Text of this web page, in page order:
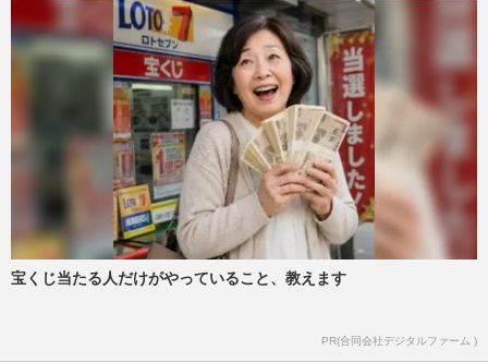
宝くじ当たる人だけがやっていること、教えます
PR(合同会社デジタルファーム )